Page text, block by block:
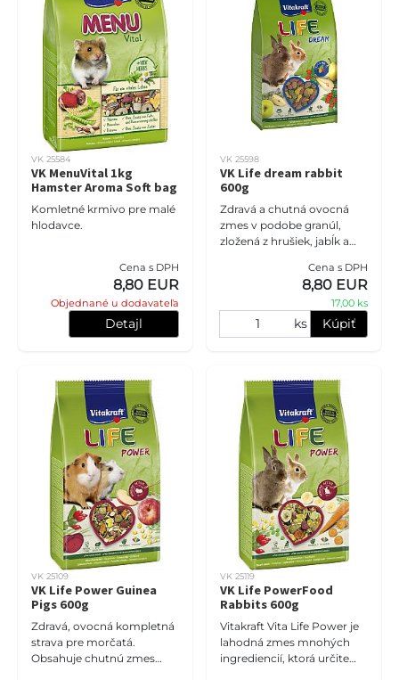
VK 25584
VK MenuVital 1kg
Hamster Aroma Soft bag
Komletné krmivo pre malé
hlodavce.
Cena s DPH
8,80 EUR
Objednané u dodavateľa
Detajl
VK 25598
VK Life dream rabbit
600g
Zdravá a chutná ovocná
zmes v podobe granúl,
zložená z hrušiek, jabĺk a
zložky s extra porciou
vitamímov. Zloženie:
Cena s DPH
8,80 EUR
17,00 ks
ks Kúpiť
VK 25109
VK Life Power Guinea
Pigs 600g
Zdravá, ovocná kompletná
strava pre morčatá.
Obsahuje chutnú zmes
VK 25119
VK Life PowerFood
Rabbits 600g
Vitakraft Vita Life Power je
lahodná zmes mnohých
ingrediencií, ktorá určite